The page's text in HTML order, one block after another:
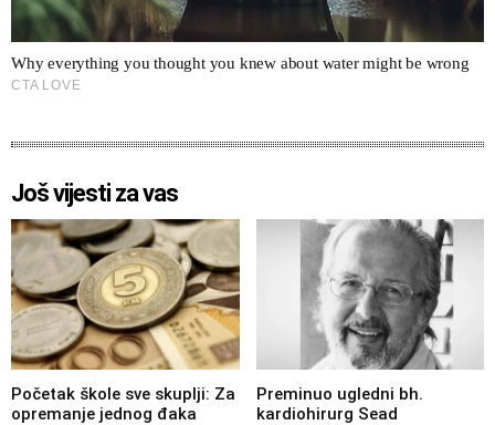
Još vijesti za vas
Početak škole sve skuplji: Za
opremanje jednog đaka
Preminuo ugledni bh.
kardiohirurg Sead